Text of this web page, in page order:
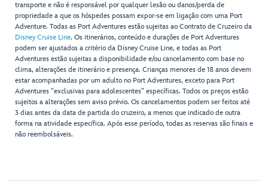
transporte e não é responsável por qualquer lesão ou danos/perda de
propriedade a que os hóspedes possam expor-se em ligação com uma Port
Adventure. Todas as Port Adventures estão sujeitas ao Contrato de Cruzeiro da
Disney Cruise Line. Os itinerários, conteúdo e durações de Port Adventures
podem ser ajustados a critério da Disney Cruise Line, e todas as Port
Adventures estão sujeitas a disponibilidade e/ou cancelamento com base no
clima, alterações de itinerário e presença. Crianças menores de 18 anos devem
estar acompanhadas por um adulto no Port Adventures, exceto para Port
Adventures "exclusivas para adolescentes” específicas. Todos os preços estão
sujeitos a alterações sem aviso prévio. Os cancelamentos podem ser feitos até
3 dias antes da data de partida do cruzeiro, a menos que indicado de outra
forma na atividade específica. Após esse período, todas as reservas são finais e
não reembolsáveis.